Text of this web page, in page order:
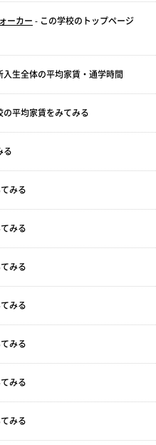
ーカー - この学校のトップページ
入生全体の平均家賃・通学時間
の平均家賃をみてみる
る
みる
みる
みる
みる
みる
みる
みる